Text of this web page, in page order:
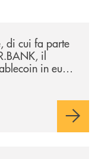
di cui fa parte
il
in euro